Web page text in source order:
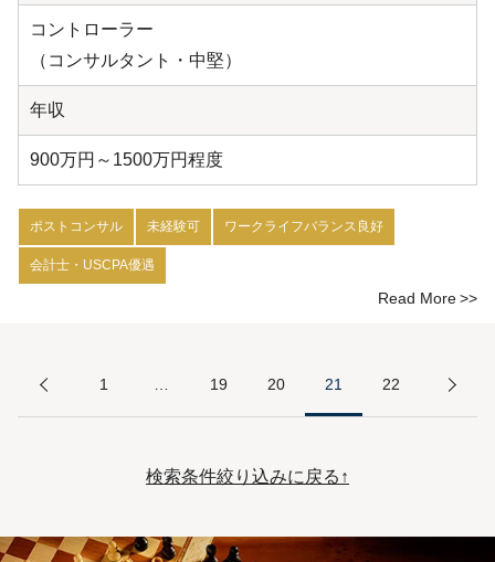
コントローラー
（コンサルタント・中堅）
年収
900万円～1500万円程度
ポストコンサル 未経験可 ワークライフバランス良好
会計士・USCPA優遇
Read More
1 19 20 21 22
検索条件絞り込みに戻る↑